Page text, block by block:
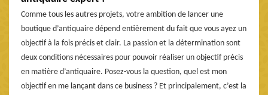
Comme tous les autres projets, votre ambition de lancer une
boutique d’antiquaire dépend entièrement du fait que vous ayez un
objectif à la fois précis et clair. La passion et la détermination sont
deux conditions nécessaires pour pouvoir réaliser un objectif précis
en matière d’antiquaire. Posez-vous la question, quel est mon
objectif en me lançant dans ce business ? Et principalement, c’est la